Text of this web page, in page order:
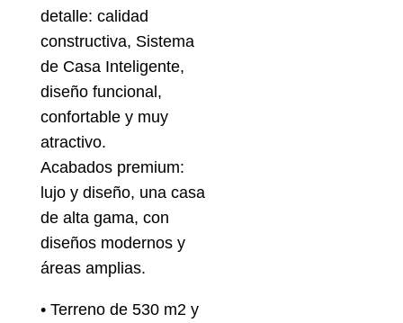
detalle: calidad
constructiva, Sistema
de Casa Inteligente,
diseño funcional,
confortable y muy
atractivo.
Acabados premium:
lujo y diseño, una casa
de alta gama, con
diseños modernos y
áreas amplias.
• Terreno de 530 m2 y